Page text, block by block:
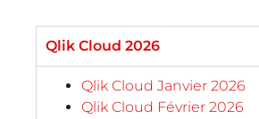
Qlik Cloud 2026
Qlik Cloud Janvier 2026
Qlik Cloud Février 2026